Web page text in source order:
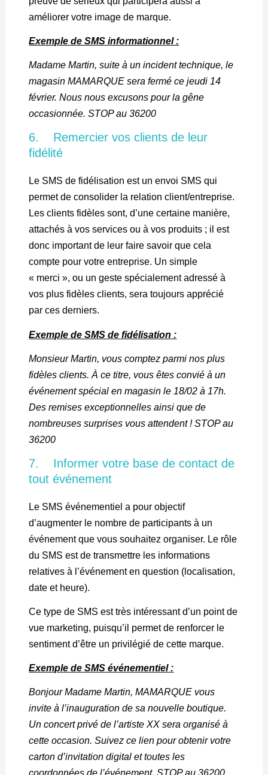
améliorer votre image de marque.
Exemple de SMS informationnel :
Madame Martin, suite à un incident technique, le
magasin MAMARQUE sera fermé ce jeudi 14
février. Nous nous excusons pour la gêne
occasionnée. STOP au 36200
6. Remercier vos clients de leur
fidélité
Le SMS de fidélisation est un envoi SMS qui
permet de consolider la relation client/entreprise.
Les clients fidèles sont, d’une certaine manière,
attachés à vos services ou à vos produits ; il est
donc important de leur faire savoir que cela
compte pour votre entreprise. Un simple
« merci », ou un geste spécialement adressé à
vos plus fidèles clients, sera toujours apprécié
par ces derniers.
Exemple de SMS de fidélisation :
Monsieur Martin, vous comptez parmi nos plus
fidèles clients. À ce titre, vous êtes convié à un
événement spécial en magasin le 18/02 à 17h.
Des remises exceptionnelles ainsi que de
nombreuses surprises vous attendent ! STOP au
36200
7. Informer votre base de contact de
tout événement
Le SMS événementiel a pour objectif
d’augmenter le nombre de participants à un
événement que vous souhaitez organiser. Le rôle
du SMS est de transmettre les informations
relatives à l’événement en question (localisation,
date et heure).
Ce type de SMS est très intéressant d’un point de
vue marketing, puisqu’il permet de renforcer le
sentiment d’être un privilégié de cette marque.
Exemple de SMS événementiel :
Bonjour Madame Martin, MAMARQUE vous
invite à l’inauguration de sa nouvelle boutique.
Un concert privé de l’artiste XX sera organisé à
cette occasion. Suivez ce lien pour obtenir votre
carton d’invitation digital et toutes les